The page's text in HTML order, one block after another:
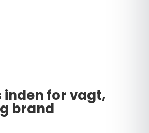
inden for vagt,
brand